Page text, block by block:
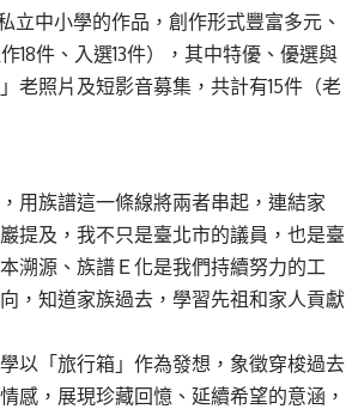
立中小學的作品，創作形式豐富多元、
18件、入選13件），其中特優、優選與
老照片及短影音募集，共計有15件（老
用族譜這一條線將兩者串起，連結家
提及，我不只是臺北市的議員，也是臺
溯源、族譜Ｅ化是我們持續努力的工
，知道家族過去，學習先祖和家人貢獻
以「旅行箱」作為發想，象徵穿梭過去
感，展現珍藏回憶、延續希望的意涵，